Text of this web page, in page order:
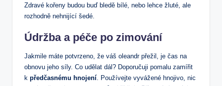
Zdravé ​kořeny budou buď bledě bílé, ⁣nebo lehce ‍žluté, ale
rozhodně nehnijící šedé.
Údržba a péče po zimování
Jakmile ‍máte potvrzeno, že váš oleandr přežil,‌ je⁤ čas na
obnovu jeho síly.‍ Co udělat dál? ​Doporučuji pomalu⁣ zamířit
⁤k předčasnému hnojení . ⁢Používejte‌ vyvážené hnojivo, nic